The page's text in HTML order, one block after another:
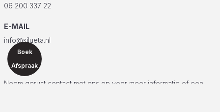
06 200 337 22
E-MAIL
info@silueta.nl
Neem gerust contact met ons op voor meer informatie of een
Boek
Afspraak